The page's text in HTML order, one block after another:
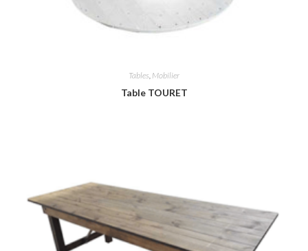
Tables, Mobilier
Table TOURET